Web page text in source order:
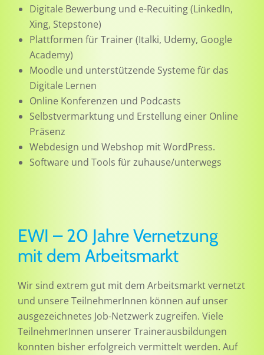
Digitale Bewerbung und e-Recuiting (LinkedIn,
Xing, Stepstone)
Plattformen für Trainer (Italki, Udemy, Google
Academy)
Moodle und unterstützende Systeme für das
Digitale Lernen
Online Konferenzen und Podcasts
Selbstvermarktung und Erstellung einer Online
Präsenz
Webdesign und Webshop mit WordPress.
Software und Tools für zuhause/unterwegs
EWI – 20 Jahre Vernetzung
mit dem Arbeitsmarkt
Wir sind extrem gut mit dem Arbeitsmarkt vernetzt
und unsere TeilnehmerInnen können auf unser
ausgezeichnetes Job-Netzwerk zugreifen. Viele
TeilnehmerInnen unserer Trainerausbildungen
konnten bisher erfolgreich vermittelt werden. Auf